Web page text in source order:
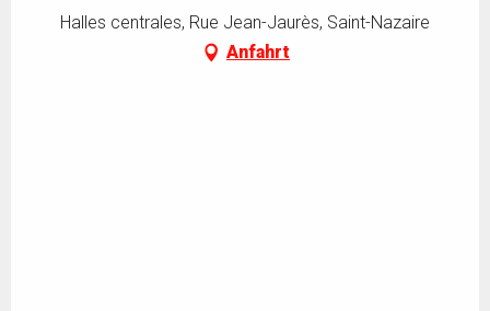
Halles centrales, Rue Jean-Jaurès, Saint-Nazaire
Anfahrt